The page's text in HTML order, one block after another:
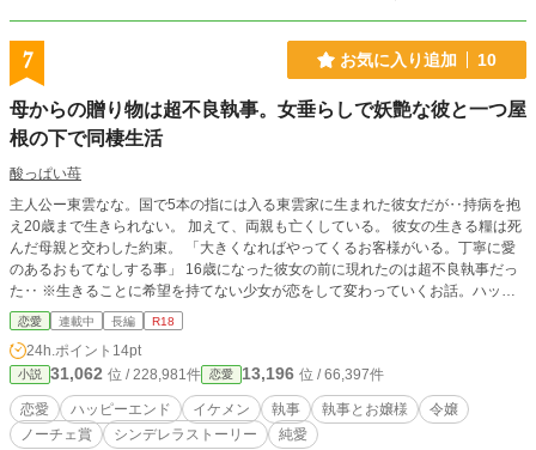
7 お気に入り追加 10
母からの贈り物は超不良執事。女垂らしで妖艶な彼と一つ屋
根の下で同棲生活
酸っぱい苺
主人公ー東雲なな。国で5本の指には入る東雲家に生まれた彼女だが‥持病を抱
え20歳まで生きられない。 加えて、両親も亡くしている。 彼女の生きる糧は死
んだ母親と交わした約束。 「大きくなればやってくるお客様がいる。丁寧に愛
のあるおもてなしする事」 16歳になった彼女の前に現れたのは超不良執事だっ
た‥ ※生きることに希望を持てない少女が恋をして変わっていくお話。ハッピ
ーエンド。
恋愛 連載中 長編 R18
24h.ポイント 14pt
小説 31,062 位 / 228,981件 恋愛 13,196 位 / 66,397件
恋愛 ハッピーエンド イケメン 執事 執事とお嬢様
令嬢
ノーチェ賞
シンデレラストーリー 純愛